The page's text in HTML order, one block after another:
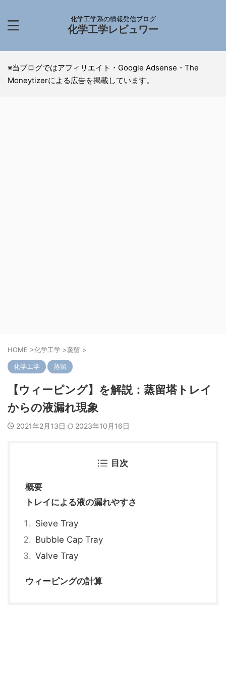
化学工学系の情報発信ブログ
化学工学レビュワー
※当ブログではアフィリエイト・Google Adsense・The
Moneytizerによる広告を掲載しています。
HOME >化学工学 >蒸留 >
化学工学 蒸留
【ウィーピング】を解説：蒸留塔トレイ
からの液漏れ現象
2021年2月13日 2023年10月16日
目次
概要
トレイによる液の漏れやすさ
Sieve Tray
Bubble Cap Tray
Valve Tray
ウィーピングの計算